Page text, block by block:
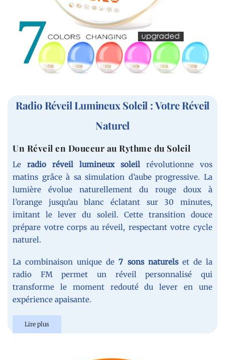
Radio Réveil Lumineux Soleil : Votre Réveil
Naturel
Un Réveil en Douceur au Rythme du Soleil
Le radio réveil lumineux soleil révolutionne vos
matins grâce à sa simulation d’aube progressive. La
lumière évolue naturellement du rouge doux à
l’orange jusqu’au blanc éclatant sur 30 minutes,
imitant le lever du soleil. Cette transition douce
prépare votre corps au réveil, respectant votre cycle
naturel.
La combinaison unique de7 sons naturelset de la
radio FM permet un réveil personnalisé qui
transforme le moment redouté du lever en une
expérience apaisante.
Lire plus